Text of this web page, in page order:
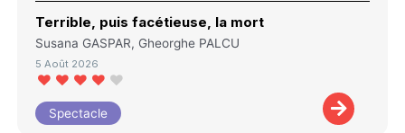
Terrible, puis facétieuse, la mort
Susana GASPAR, Gheorghe PALCU
5 Août 2026
Spectacle